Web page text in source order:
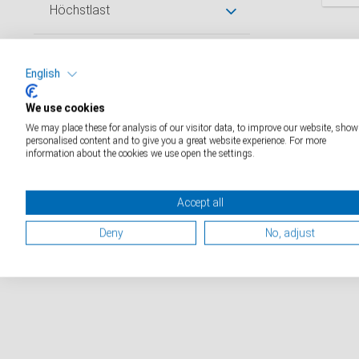
Höchstlast
Plattformgröße (mm)
Industriekatalog
English
We use cookies
We may place these for analysis of our visitor data, to improve our website, show
personalised content and to give you a great website experience. For more
information about the cookies we use open the settings.
Accept all
Deny No, adjust